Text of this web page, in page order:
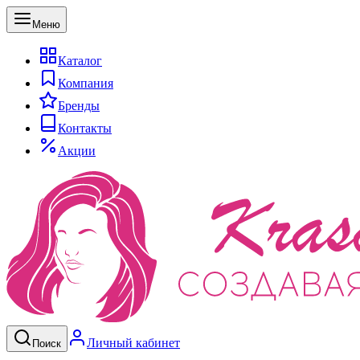
Меню
Каталог
Компания
Бренды
Контакты
Акции
Поиск Личный кабинет